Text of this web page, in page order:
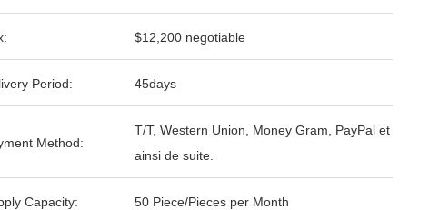
$12,200 negotiable
Period: 45days
Method:
T/T, Western Union, Money Gram, PayPal et
ainsi de suite.
Capacity: 50 Piece/Pieces per Month